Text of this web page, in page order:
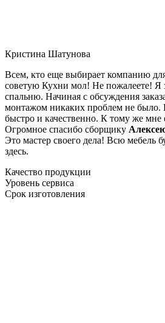
Кристина Шатунова
Всем, кто еще выбирает компанию
советую Кухни мол! Не пожалеете! Я
спальню. Начиная с обсуждения
монтажом никаких проблем не было.
быстро и качественно. К тому же мне
Огромное спасибо сборщику
Это мастер своего дела! Всю мебель
здесь.
Качество продукции
Уровень сервиса
Срок изготовления